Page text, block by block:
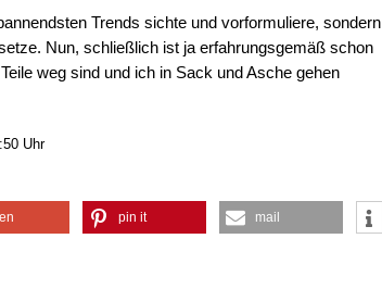
Trends sichte und vorformuliere, sondern
Nun, schließlich ist ja erfahrungsgemäß schon
weg sind und ich in Sack und Asche gehen
Uhr
pin it mail